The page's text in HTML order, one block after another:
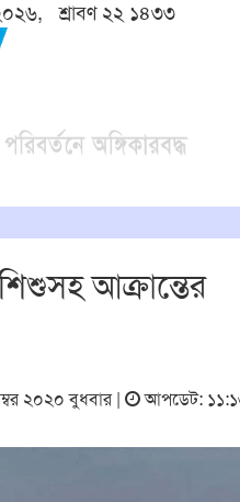
শ্রাবণ ২২ ১৪৩৩
আক্রান্তের
২০২০ বুধবার |
আপডেট: